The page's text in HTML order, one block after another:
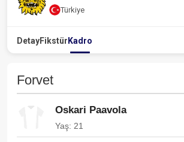
Türkiye
DetayFikstür Kadro
Forvet
Oskari Paavola
Yaş: 21